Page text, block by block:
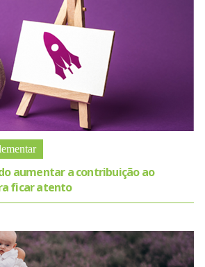
aumentar a contribuição ao
ficar atento